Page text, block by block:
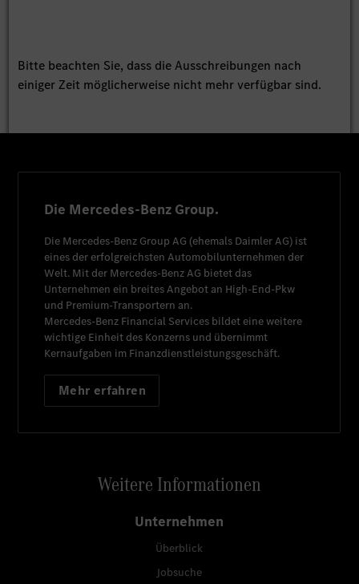
Bitte beachten Sie, dass die Ausschreibungen nach
einiger Zeit möglicherweise nicht mehr verfügbar sind.
Die Mercedes-Benz Group.
Die Mercedes-Benz Group AG (ehemals Daimler AG) ist
eines der erfolgreichsten Automobilunternehmen der
Welt. Mit der Mercedes-Benz AG bietet das
Unternehmen ein breites Angebot an High-End-Pkw
und Premium-Transportern an.
Mercedes-Benz Financial Services bildet eine weitere
wichtige Einheit des Konzerns und übernimmt
Kernaufgaben im Finanzdienstleistungsgeschäft.
Mehr erfahren
Weitere Informationen
Unternehmen
Überblick
Jobsuche